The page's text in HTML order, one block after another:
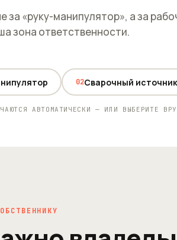
за «руку-манипулятор», а за
зона ответственности.
ПЛАН УЧАСТКА
и кнопки аварийного останова.
нормам охраны труда.
02Сварочный источник
АВТОМАТИЧЕСКИ — ИЛИ ВЫБЕРИТЕ